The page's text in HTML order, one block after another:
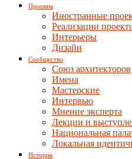
Проекты
Иностранные
Реализации
Интерьеры
Дизайн
Сообщество
Союз архитекторов
Имена
Мастерские
Интервью
Мнение эксперта
Лекции и
Национальная
Локальная
История